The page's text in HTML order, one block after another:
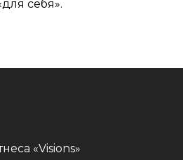
себя».
«Visions»